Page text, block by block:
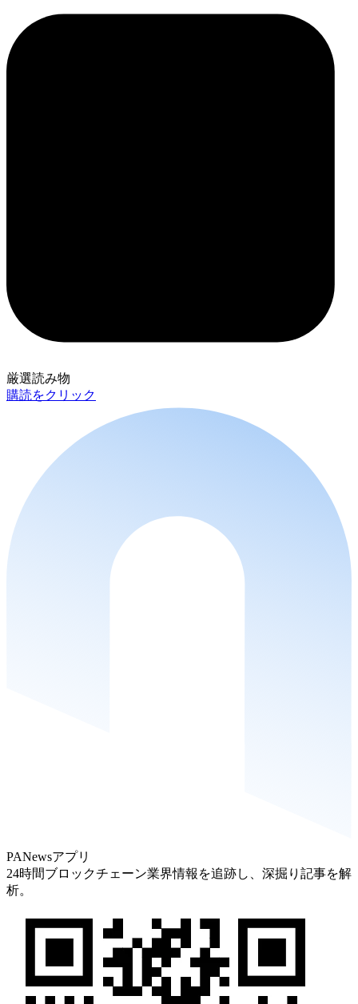
厳選読み物
購読をクリック
PANewsアプリ
24時間ブロックチェーン業界情報を追跡し、深掘り記事を解
析。